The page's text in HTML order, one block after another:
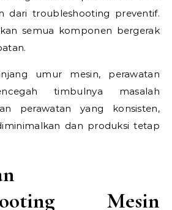
dari troubleshooting preventif.
semua komponen bergerak
umur mesin, perawatan
timbulnya masalah
perawatan yang konsisten,
dan produksi tetap
Mesin